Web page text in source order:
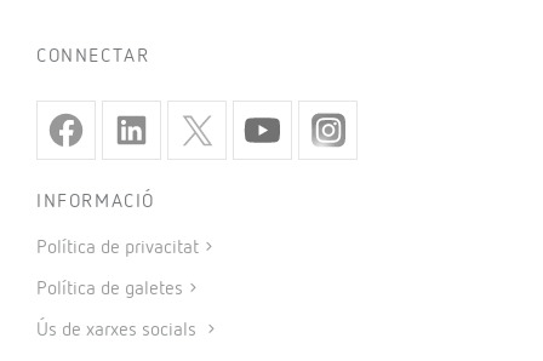
CONNECTAR
INFORMACIÓ
Política de privacitat
Política de galetes
Ús de xarxes socials